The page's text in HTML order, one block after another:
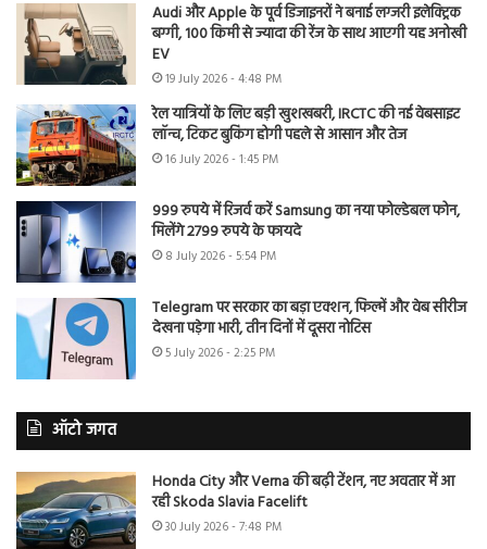
Audi और Apple के पूर्व डिजाइनरों ने बनाई लग्जरी इलेक्ट्रिक
बग्गी, 100 किमी से ज्यादा की रेंज के साथ आएगी यह अनोखी
EV
19 July 2026 - 4:48 PM
रेल यात्रियों के लिए बड़ी खुशखबरी, IRCTC की नई वेबसाइट
लॉन्च, टिकट बुकिंग होगी पहले से आसान और तेज
16 July 2026 - 1:45 PM
999 रुपये में रिजर्व करें Samsung का नया फोल्डेबल फोन,
मिलेंगे 2799 रुपये के फायदे
8 July 2026 - 5:54 PM
Telegram पर सरकार का बड़ा एक्शन, फिल्में और वेब सीरीज
देखना पड़ेगा भारी, तीन दिनों में दूसरा नोटिस
5 July 2026 - 2:25 PM
ऑटो जगत
Honda City और Verna की बढ़ी टेंशन, नए अवतार में आ
रही Skoda Slavia Facelift
30 July 2026 - 7:48 PM